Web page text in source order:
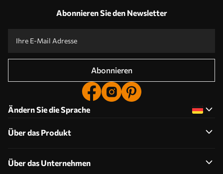
Abonnieren Sie den Newsletter
Abonnieren
Ändern Sie die Sprache
Über das Produkt
Über das Unternehmen